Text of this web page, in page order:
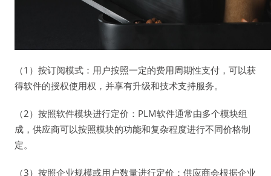
（1）按订阅模式：用户按照一定的费用周期性支付，可以获
得软件的授权使用权，并享有升级和技术支持服务。
（2）按照软件模块进行定价：PLM软件通常由多个模块组
成，供应商可以按照模块的功能和复杂程度进行不同价格制
定。
（3）按照企业规模或用户数量进行定价：供应商会根据企业